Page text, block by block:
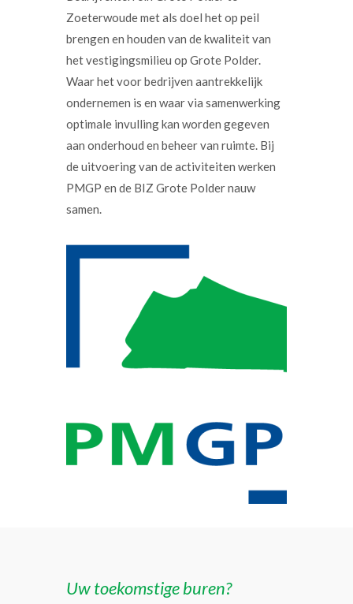
Zoeterwoude met als doel het op peil
brengen en houden van de kwaliteit van
het vestigingsmilieu op Grote Polder.
Waar het voor bedrijven aantrekkelijk
ondernemen is en waar via samenwerking
optimale invulling kan worden gegeven
aan onderhoud en beheer van ruimte. Bij
de uitvoering van de activiteiten werken
PMGP en de BIZ Grote Polder nauw
samen.
Uw toekomstige buren?